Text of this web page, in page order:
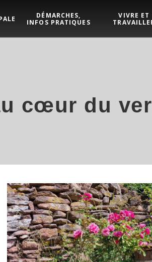
DÉMARCHES,
INFOS PRATIQUES
VIVRE ET
cœur du